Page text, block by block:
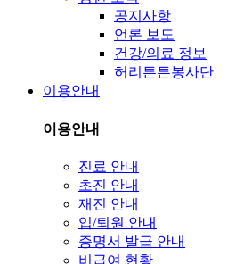
공지사항
언론 보도
건강/의료 정보
허리튼튼봉사단
이용안내
이용안내
진료 안내
초진 안내
재진 안내
입/퇴원 안내
증명서 발급 안내
비급여 현황